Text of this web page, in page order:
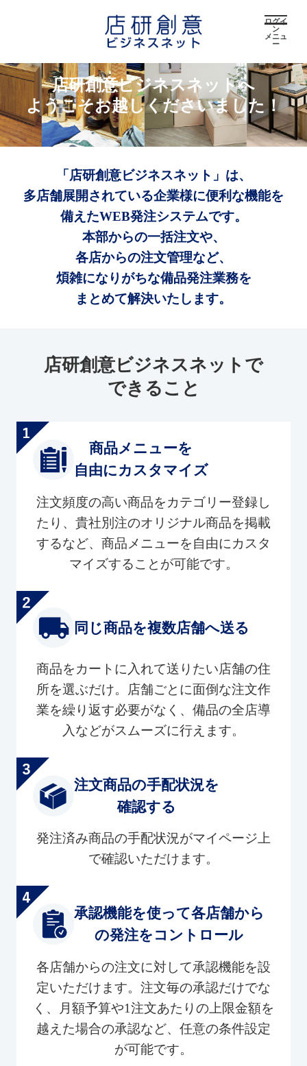
ログイ
ン
メニュ
ー
店研創意ビジネスネットへ
ようこそお越しくださいました！
「店研創意ビジネスネット」は、
多店舗展開されている企業様に便利な機能を
備えたWEB発注システムです。
本部からの一括注文や、
各店からの注文管理など、
煩雑になりがちな備品発注業務を
まとめて解決いたします。
店研創意ビジネスネットで
できること
商品メニューを
自由にカスタマイズ
注文頻度の高い商品をカテゴリー登録し
たり、貴社別注のオリジナル商品を掲載
するなど、商品メニューを自由にカスタ
マイズすることが可能です。
同じ商品を複数店舗へ送る
商品をカートに入れて送りたい店舗の住
所を選ぶだけ。店舗ごとに面倒な注文作
業を繰り返す必要がなく、備品の全店導
入などがスムーズに行えます。
注文商品の手配状況を
確認する
発注済み商品の手配状況がマイページ上
で確認いただけます。
承認機能を使って各店舗から
の発注をコントロール
各店舗からの注文に対して承認機能を設
定いただけます。注文毎の承認だけでな
く、月額予算や1注文あたりの上限金額を
越えた場合の承認など、任意の条件設定
が可能です。